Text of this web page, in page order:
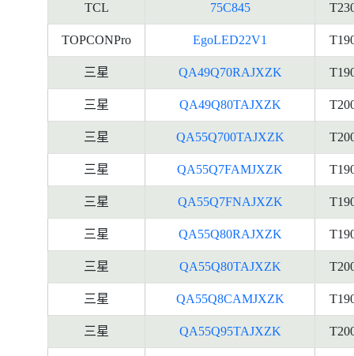
TCL 75C845
TOPCONPro EgoLED22V1
三星 QA49Q70RAJXZK
三星 QA49Q80TAJXZK
三星 QA55Q700TAJXZK
三星 QA55Q7FAMJXZK
三星 QA55Q7FNAJXZK
三星 QA55Q80RAJXZK
三星 QA55Q80TAJXZK
三星 QA55Q8CAMJXZK
三星 QA55Q95TAJXZK